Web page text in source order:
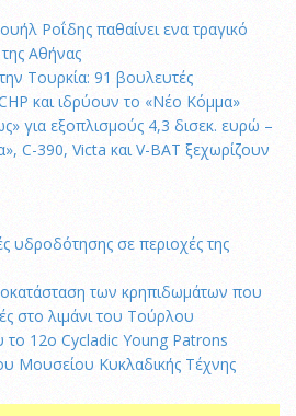
Ροΐδης παθαίνει ενα τραγικό
Αθήνας
Τουρκία: 91 βουλευτές
και ιδρύουν το «Νέο Κόμμα»
για εξοπλισμούς 4,3 δισεκ. ευρώ –
C-390, Victa και V-BAT ξεχωρίζουν
υδροδότησης σε περιοχές της
των κρηπιδωμάτων που
στο λιμάνι του Τούρλου
το 12ο Cycladic Young Patrons
Μουσείου Κυκλαδικής Τέχνης